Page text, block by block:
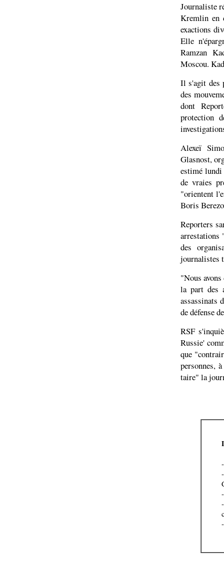
Journaliste
Kremlin en
exactions
Elle
Ramzan
Moscou.
Il s'agit des
des
dont
protection
Alexeï
Glasnost,
estimé
de vraies
"orientent
Boris
Reporters
arrestations
des
journalistes
"Nous
la part des
assassinats
de défense
RSF
Russie'
que
personnes,
taire" la